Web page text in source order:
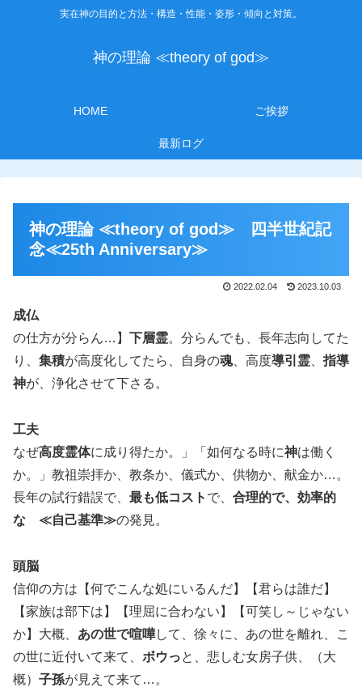
実在神の目的と方法・構造・性能・姿形・傾向と対策。
神の理論 ≪theory of god≫
HOME ご挨拶
最新ログ
神の理論 ≪theory of god≫ 四半世紀記
念≪25th Anniversary≫
2022.02.04 2023.10.03
成仏
の仕方が分らん…】 下層霊。分らんでも、長年志向してた
り、 集積が高度化してたら、自身の魂、高度導引霊
指導
神が、浄化させて下さる。
工夫
なぜ高度霊体に成り得たか。」「如何なる時に神は働く
か。」教祖崇拝か、教条か、儀式か、供物か、献金か…。
長年の試行錯誤で、 最も低コスト で、 合理的で、効率的
な
≪自己基準≫の発見。
頭脳
信仰の方は【何でこんな処にいるんだ】【君らは誰だ】
【家族は部下は】【理屈に合わない】【可笑し～じゃない
か】大概、 あの世で喧嘩して、徐々に、あの世を離れ、こ
の世に近付いて来て、 ボウっと、悲しむ女房子供、（大
概） 子孫が見えて来て…。